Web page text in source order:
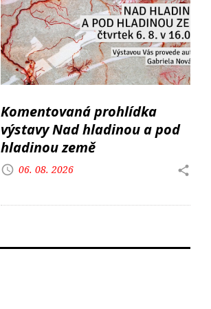
Komentovaná prohlídka
výstavy Nad hladinou a pod
hladinou země
06. 08. 2026